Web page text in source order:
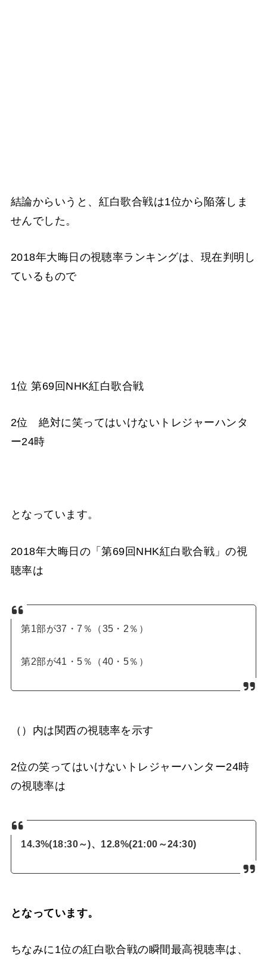
結論からいうと、紅白歌合戦は1位から陥落しま
せんでした。
2018年大晦日の視聴率ランキングは、現在判明し
ているもので
1位 第69回NHK紅白歌合戦
2位 絶対に笑ってはいけないトレジャーハンタ
ー24時
となっています。
2018年大晦日の「第69回NHK紅白歌合戦」の視
聴率は
第1部が37・7％（35・2％）
第2部が41・5％（40・5％）
（）内は関西の視聴率を示す
2位の笑ってはいけないトレジャーハンター24時
の視聴率は
14.3%(18:30～)、12.8%(21:00～24:30)
となっています。
ちなみに1位の紅白歌合戦の瞬間最高視聴率は、